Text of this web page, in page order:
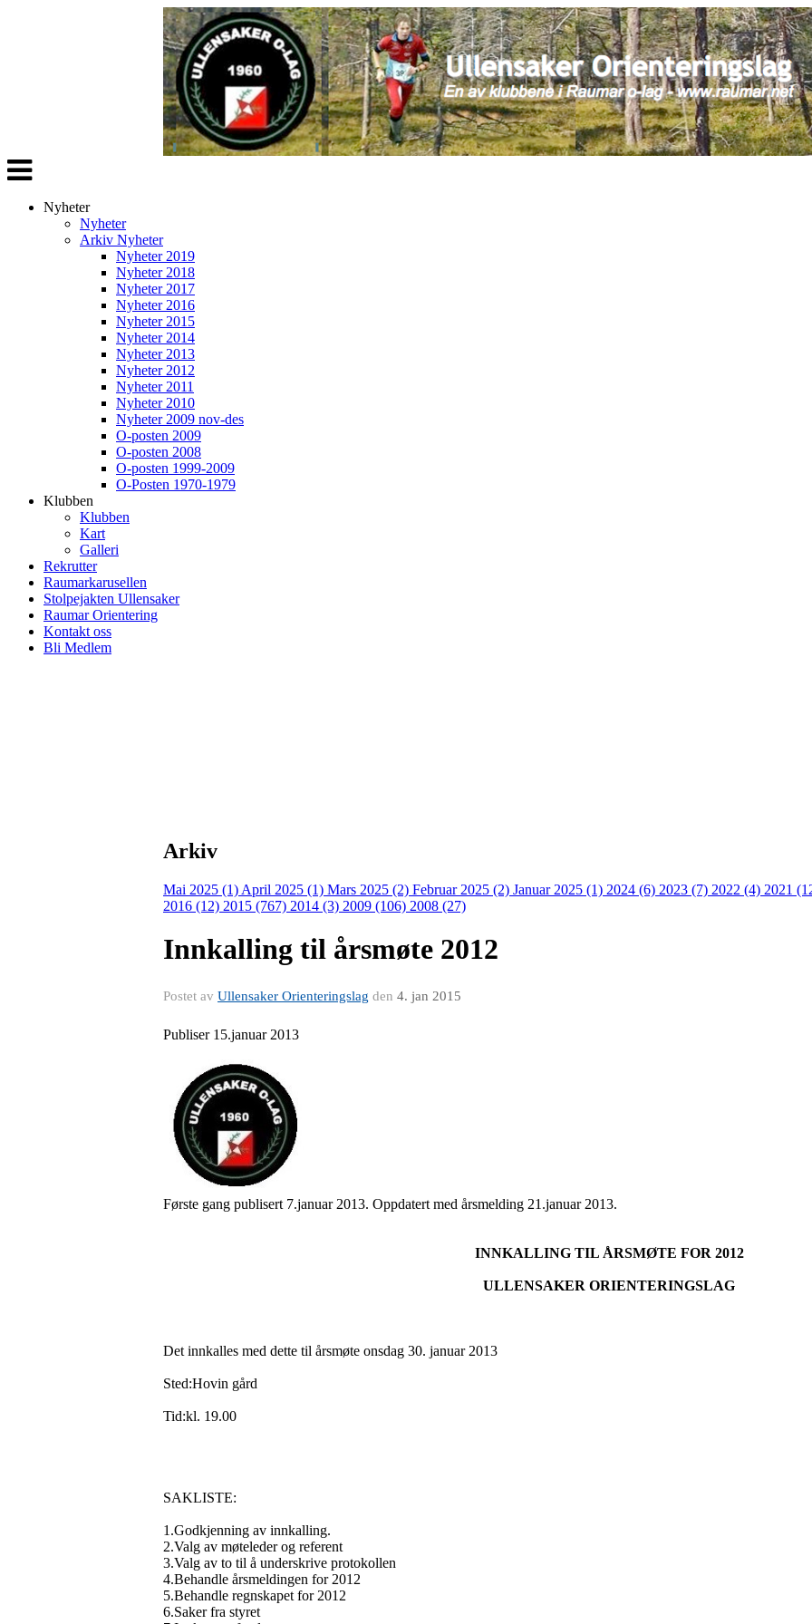
Veksle
navigasjon
Nyheter
Nyheter
Arkiv Nyheter
Nyheter 2019
Nyheter 2018
Nyheter 2017
Nyheter 2016
Nyheter 2015
Nyheter 2014
Nyheter 2013
Nyheter 2012
Nyheter 2011
Nyheter 2010
Nyheter 2009 nov-des
O-posten 2009
O-posten 2008
O-posten 1999-2009
O-Posten 1970-1979
Klubben
Klubben
Kart
Galleri
Rekrutter
Raumarkarusellen
Stolpejakten Ullensaker
Raumar Orientering
Kontakt oss
Bli Medlem
Arkiv
Mai 2025 (1) April 2025 (1) Mars 2025 (2) Februar 2025 (2) Januar 2025 (1) 2024 (6) 2023 (7) 2022 (4) 2021
2016 (12) 2015 (767) 2014 (3) 2009 (106) 2008 (27)
Innkalling til årsmøte 2012
Postet av Ullensaker Orienteringslag den 4. jan 2015
Publiser 15.januar 2013
Første gang publisert 7.januar 2013. Oppdatert med årsmelding 21.januar 2013.
INNKALLING TIL ÅRSMØTE FOR 2012
ULLENSAKER ORIENTERINGSLAG
Det innkalles med dette til årsmøte onsdag 30. januar 2013
Sted:Hovin gård
Tid:kl. 19.00
SAKLISTE:
1.Godkjenning av innkalling.
2.Valg av møteleder og referent
3.Valg av to til å underskrive protokollen
4.Behandle årsmeldingen for 2012
5.Behandle regnskapet for 2012
6.Saker fra styret